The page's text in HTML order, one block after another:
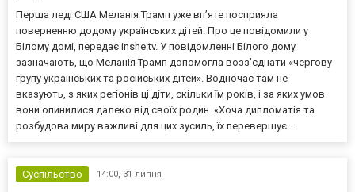
Перша леді США Меланія Трамп уже впʼяте посприяла
поверненню додому українських дітей. Про це повідомили у
Білому домі, передає inshe.tv. У повідомленні Білого дому
зазначають, що Меланія Трамп допомогла возз’єднати «чергову
групу українських та російських дітей». Водночас там не
вказують, з яких регіонів ці діти, скільки їм років, і за яких умов
вони опинилися далеко від своїх родин. «Хоча дипломатія та
розбудова миру важливі для цих зусиль, їх перевершує...
Суспільство 14:00, 31 липня